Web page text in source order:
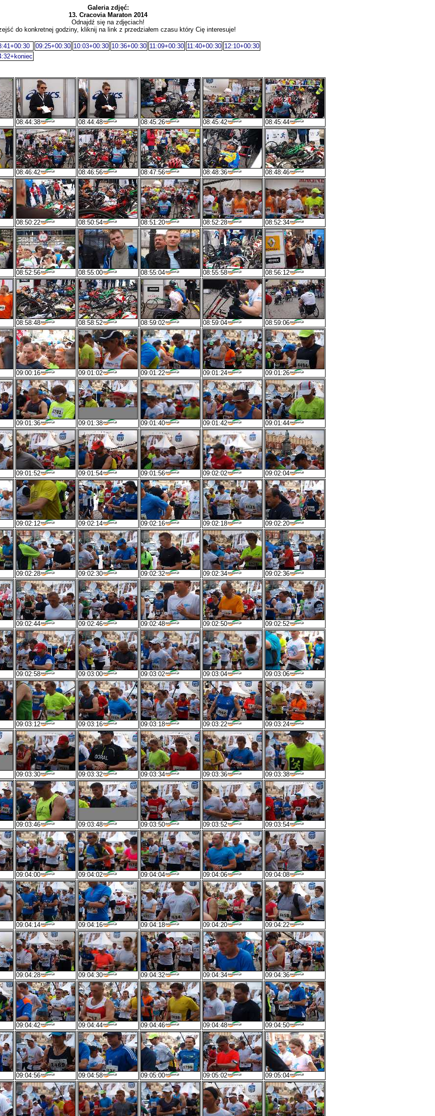
Galeria zdjęć:
13. Cracovia Maraton 2014
Odnajdź się na zdjęciach!
do konkretnej godziny, kliknij na link z przedziałem czasu który Cię interesuje!
09:25+00:30 10:03+00:30 10:36+00:30 11:09+00:30 11:40+00:30 12:10+00:30
08:44:38 08:44:48 08:45:26 08:45:42 08:45:44
08:46:42 08:46:56 08:47:56 08:48:36 08:48:46
08:50:22 08:50:54 08:51:20 08:52:28 08:52:34
08:52:56 08:55:00 08:55:04 08:55:58 08:56:12
08:58:48 08:58:52 08:59:02 08:59:04 08:59:06
09:00:16 09:01:02 09:01:22 09:01:24 09:01:26
09:01:36 09:01:38 09:01:40 09:01:42 09:01:44
09:01:52 09:01:54 09:01:56 09:02:02 09:02:04
09:02:12 09:02:14 09:02:16 09:02:18 09:02:20
09:02:28 09:02:30 09:02:32 09:02:34 09:02:36
09:02:44 09:02:46 09:02:48 09:02:50 09:02:52
09:02:58 09:03:00 09:03:02 09:03:04 09:03:06
09:03:12 09:03:16 09:03:18 09:03:22 09:03:24
09:03:30 09:03:32 09:03:34 09:03:36 09:03:38
09:03:46 09:03:48 09:03:50 09:03:52 09:03:54
09:04:00 09:04:02 09:04:04 09:04:06 09:04:08
09:04:14 09:04:16 09:04:18 09:04:20 09:04:22
09:04:28 09:04:30 09:04:32 09:04:34 09:04:36
09:04:42 09:04:44 09:04:46 09:04:48 09:04:50
09:04:56 09:04:58 09:05:00 09:05:02 09:05:04